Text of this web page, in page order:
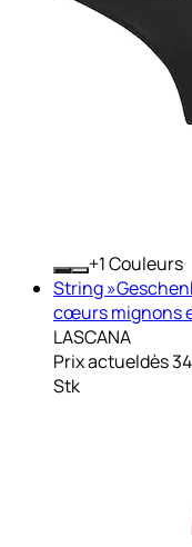
+ Couleurs
String
cœurs mignons
LASCANA
Prix actueldès
Stk